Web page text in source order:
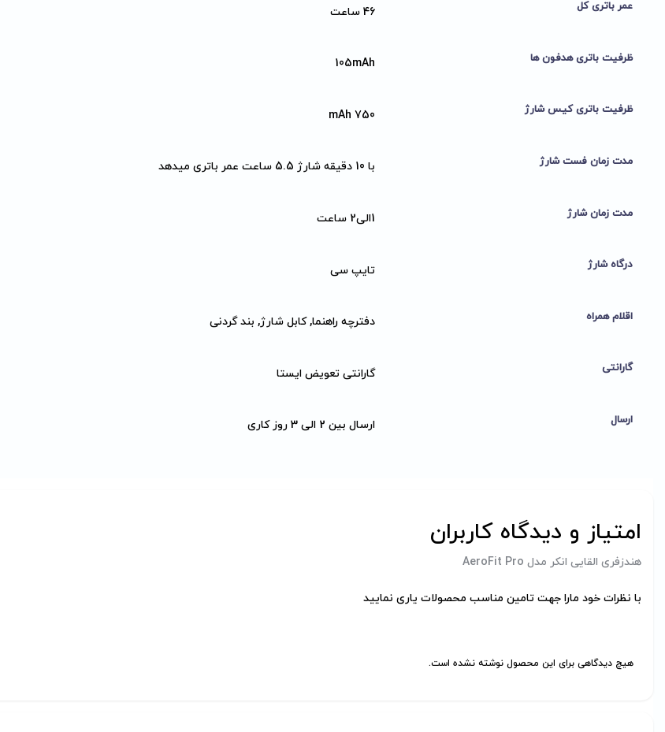
عمر باتری کل 46 ساعت
ظرفیت باتری هدفون ها 105mAh
ظرفیت باتری کیس شارژ 750 mAh
مدت زمان فست شارژ با 10 دقیقه شارژ 5.5 ساعت عمر باتری میدهد
مدت زمان شارژ 1الی2 ساعت
درگاه شارژ تایپ سی
اقلام همراه دفترچه راهنما, کابل شارژ, بند گردنی
گارانتی گارانتی تعویض ایستا
ارسال ارسال بین 2 الی 3 روز کاری
امتیاز و دیدگاه کاربران
هندزفری القایی انکر مدل AeroFit Pro
با نظرات خود مارا جهت تامین مناسب محصولات یاری نمایید
هیچ دیدگاهی برای این محصول نوشته نشده است.